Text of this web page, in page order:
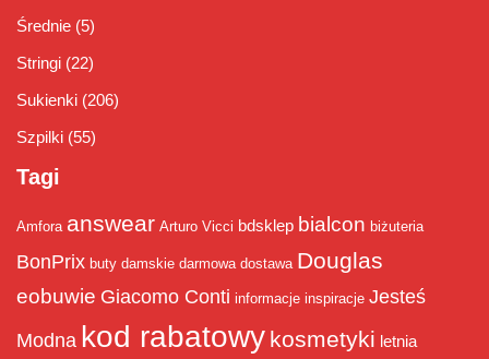
Średnie (5)
Stringi (22)
Sukienki (206)
Szpilki (55)
Tagi
Amfora answear Arturo Vicci bdsklep bialcon biżuteria
BonPrix buty damskie darmowa dostawa Douglas
eobuwie Giacomo Conti informacje inspiracje Jesteś
Modna kod rabatowy kosmetyki letnia